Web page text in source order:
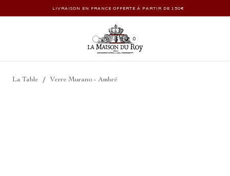
LIVRAISON EN FRANCE OFFERTE À PARTIR DE 150€
0
La Table / Verre Murano - Ambré